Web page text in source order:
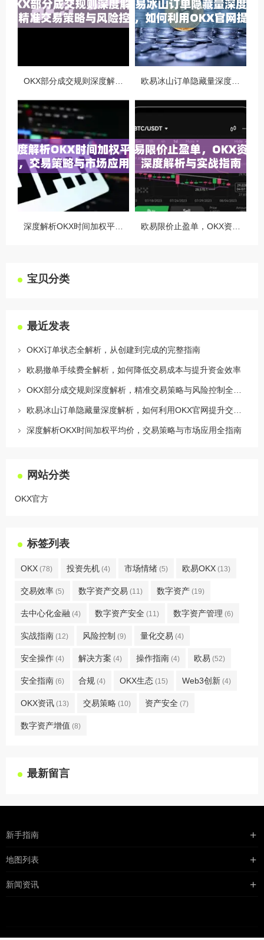
宝贝分类
最近发表
OKX订单状态全解析，从创建到完成的完整指南
欧易撤单手续费全解析，如何降低交易成本与提升资金效率
深度解析OKX时间加权平均价，交易策略与市场应用全指南
网站分类
OKX官方
标签列表
OKX (78) 投资先机 (4) 市场情绪 (5) 欧易OKX (13)
交易效率 (5) 数字资产交易 (11) 数字资产 (19)
去中心化金融 (4) 数字资产安全 (11) 数字资产管理 (6)
实战指南 (12) 风险控制 (9) 量化交易 (4)
安全操作 (4) 解决方案 (4) 操作指南 (4) 欧易 (52)
安全指南 (6) 合规 (4) OKX生态 (15) Web3创新 (4)
OKX资讯 (13) 交易策略 (10) 资产安全 (7)
数字资产增值 (8)
最新留言
新手指南
购买流程
地图列表
最新文章
robots
新闻资讯